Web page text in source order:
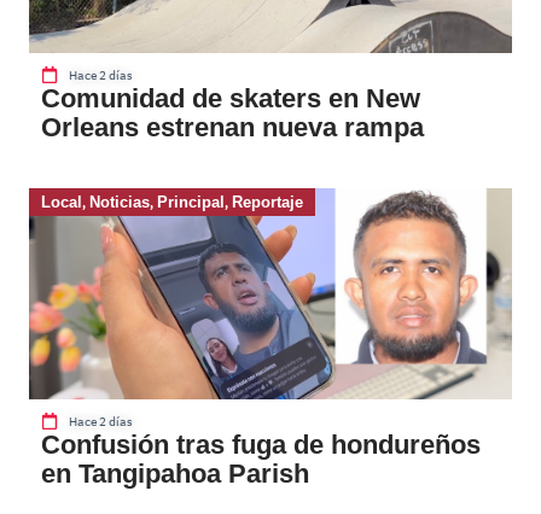
Hace 2 días
Comunidad de skaters en New
Orleans estrenan nueva rampa
Local , Noticias, Principal , Reportaje
Hace 2 días
Confusión tras fuga de hondureños
en Tangipahoa Parish